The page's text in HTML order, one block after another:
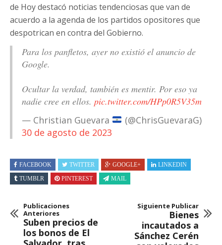
de Hoy destacó noticias tendenciosas que van de
acuerdo a la agenda de los partidos opositores que
despotrican en contra del Gobierno.
Para los panfletos, ayer no existió el anuncio de
Google.
Ocultar la verdad, también es mentir. Por eso ya
nadie cree en ellos. pic.twitter.com/HPp0R5V35m
— Christian Guevara
(@ChrisGuevaraG)
30 de agosto de 2023
FACEBOOK TWITTER GOOGLE+
LINKEDIN
TUMBLR
PINTEREST MAIL
Publicaciones
Anteriores
Suben precios de
los bonos de El
Siguiente Publicar
Bienes
incautados a
Sánchez Cerén